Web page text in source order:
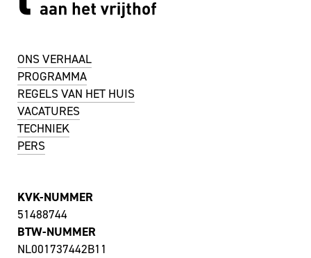
ONS VERHAAL
PROGRAMMA
REGELS VAN HET HUIS
VACATURES
TECHNIEK
PERS
KVK-NUMMER
51488744
BTW-NUMMER
NL001737442B11